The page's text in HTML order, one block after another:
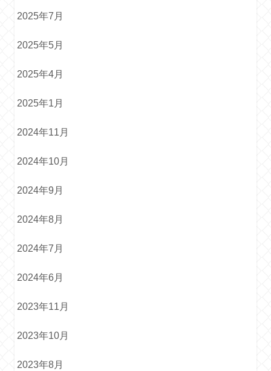
2025年7月
2025年5月
2025年4月
2025年1月
2024年11月
2024年10月
2024年9月
2024年8月
2024年7月
2024年6月
2023年11月
2023年10月
2023年8月